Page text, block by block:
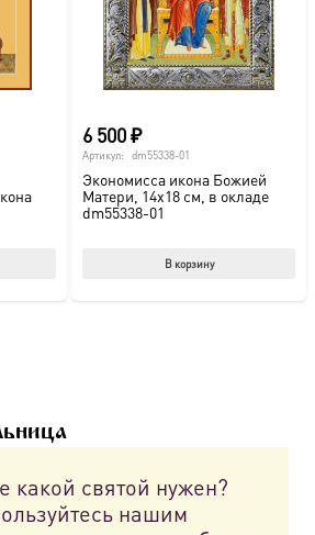
6 500₽
Артикул: dm55338-01
Экономисса икона Божией
Матери, 14х18 см, в окладе
dm55338-01
В корзину
какой святой нужен?
нашим